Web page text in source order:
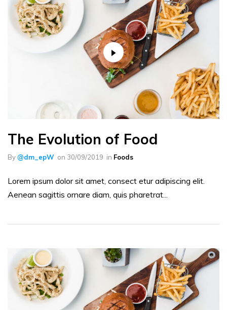
The Evolution of Food
By @dm_epW on 30/09/2019 in Foods
Lorem ipsum dolor sit amet, consect etur adipiscing elit.
Aenean sagittis ornare diam, quis pharetrat...